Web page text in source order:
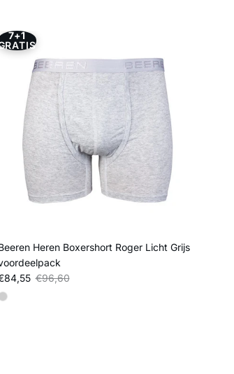
7+1
Heren Boxershort Roger Licht Grijs
Reguliere prijs
€96,60